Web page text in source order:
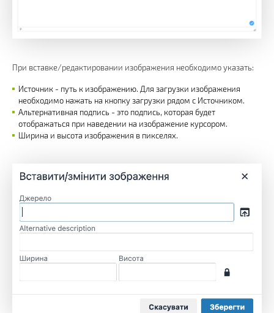
При вставке/редактировании изображения необходимо указать:
Источник - путь к изображению. Для загрузки изображения
необходимо нажать на кнопку загрузки рядом с Источником.
Альтернативная подпись - это подпись, которая будет
отображаться при наведении на изображение курсором.
Ширина и высота изображения в пикселях.